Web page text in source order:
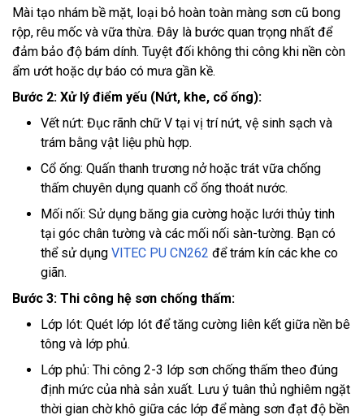
Mài tạo nhám bề mặt, loại bỏ hoàn toàn màng sơn cũ bong
rộp, rêu mốc và vữa thừa. Đây là bước quan trọng nhất để
đảm bảo độ bám dính. Tuyệt đối không thi công khi nền còn
ẩm ướt hoặc dự báo có mưa gần kề.
Bước 2: Xử lý điểm yếu (Nứt, khe, cổ ống):
Vết nứt: Đục rãnh chữ V tại vị trí nứt, vệ sinh sạch và
trám bằng vật liệu phù hợp.
Cổ ống: Quấn thanh trương nở hoặc trát vữa chống
thấm chuyên dụng quanh cổ ống thoát nước.
Mối nối: Sử dụng băng gia cường hoặc lưới thủy tinh
tại góc chân tường và các mối nối sàn-tường. Bạn có
thể sử dụng VITEC PU CN262 để trám kín các khe co
giãn.
Bước 3: Thi công hệ sơn chống thấm:
Lớp lót: Quét lớp lót để tăng cường liên kết giữa nền bê
tông và lớp phủ.
Lớp phủ: Thi công 2-3 lớp sơn chống thấm theo đúng
định mức của nhà sản xuất. Lưu ý tuân thủ nghiêm ngặt
thời gian chờ khô giữa các lớp để màng sơn đạt độ bền